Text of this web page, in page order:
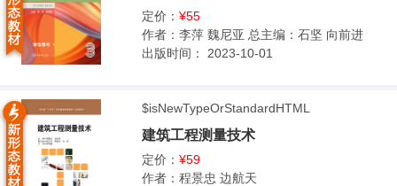
定价： ¥55
作者： 李萍 魏尼亚 总主编：石坚 向前进
出版时间：
2023-10-01
$isNewTypeOrStandardHTML
建筑工程测量技术
定价： ¥59
作者： 程景忠 边航天